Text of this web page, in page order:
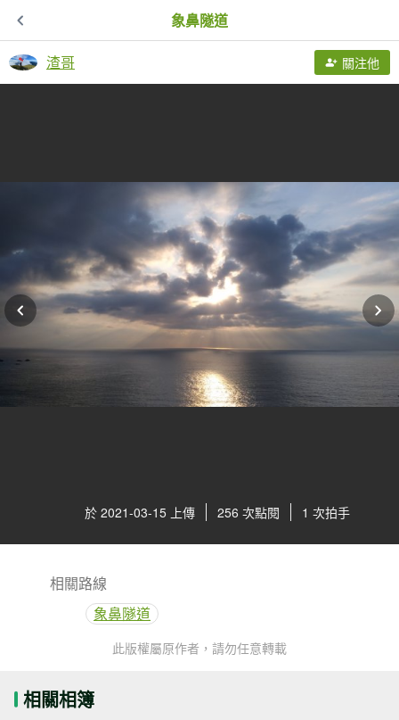
象鼻隧道
渣哥 關注他
於 2021-03-15 上傳 256 次點閱 1 次拍手
相關路線
象鼻隧道
此版權屬原作者，請勿任意轉載
相關相簿